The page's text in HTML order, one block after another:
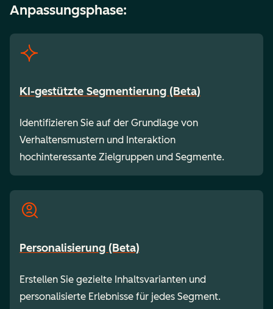
Anpassungsphase:
KI-gestützte Segmentierung (Beta)
Identifizieren Sie auf der Grundlage von
Verhaltensmustern und Interaktion
hochinteressante Zielgruppen und Segmente.
Personalisierung (Beta)
Erstellen Sie gezielte Inhaltsvarianten und
personalisierte Erlebnisse für jedes Segment.